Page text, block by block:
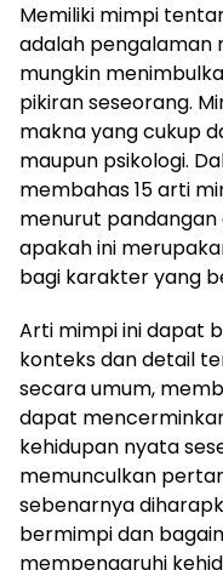
Memiliki mimpi
adalah pengalaman
mungkin
pikiran seseorang.
makna yang cukup
maupun psikologi.
membahas 15 arti
menurut pandangan
apakah ini
bagi karakter yang
Arti mimpi ini dapat
konteks dan detail
secara umum,
dapat
kehidupan nyata
memunculkan
sebenarnya
bermimpi dan
mempengaruhi